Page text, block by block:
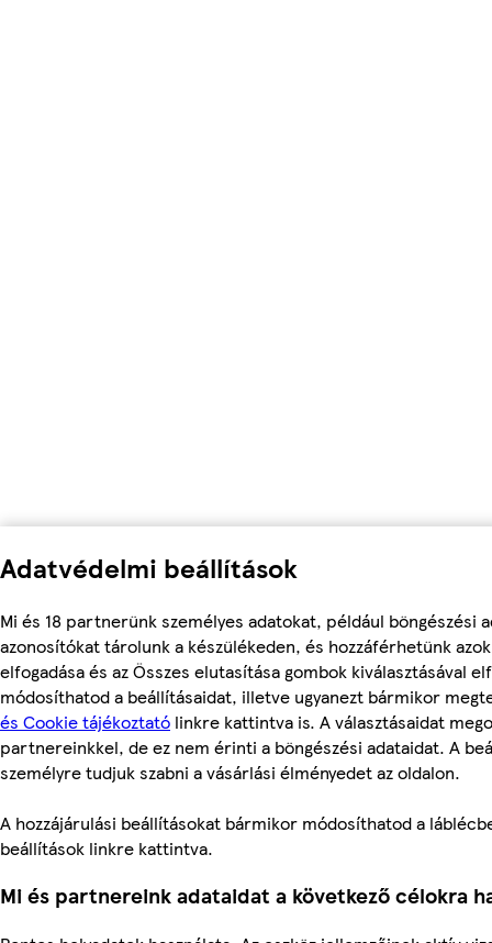
Adatvédelmi beállítások
Mi és 18 partnerünk személyes adatokat, például böngészési
azonosítókat tárolunk a készülékeden, és hozzáférhetünk
elfogadása és az Összes elutasítása gombok kiválasztásával
módosíthatod a beállításaidat, illetve ugyanezt bármikor
és Cookie tájékoztató linkre kattintva is. A választásaidat
partnereinkkel, de ez nem érinti a böngészési adataidat. A
személyre tudjuk szabni a vásárlási élményedet az oldalon.
A hozzájárulási beállításokat bármikor módosíthatod a
beállítások linkre kattintva.
Mi és partnereink adataidat a következő célokra